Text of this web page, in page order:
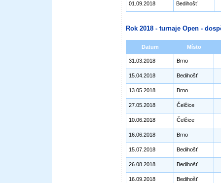
01.09.2018 Bedihošť
Rok 2018 - turnaje Open -
Datum Místo
31.03.2018 Brno
15.04.2018 Bedihošť
13.05.2018 Brno
27.05.2018 Čelčice
10.06.2018 Čelčice
16.06.2018 Brno
15.07.2018 Bedihošť
26.08.2018 Bedihošť
16.09.2018 Bedihošť